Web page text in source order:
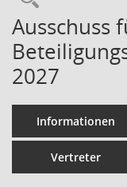
Ausschuss
2027
Informationen
Vertreter